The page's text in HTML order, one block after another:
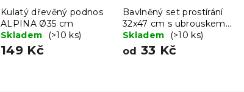
Kulatý dřevěný podnos
ALPINA Ø35 cm
Skladem
(>10 ks)
149 Kč
Bavlněný set prostírání
32x47 cm s ubrouskem
40x40 cm FOOD
Skladem (>10 ks)
od 33 Kč